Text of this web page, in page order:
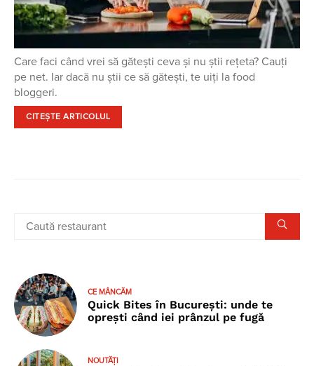
Care faci când vrei să gătești ceva și nu știi rețeta? Cauți
pe net. Iar dacă nu știi ce să gătești, te uiți la food
bloggeri.
CITEȘTE ARTICOLUL
CE MÂNCĂM
Quick Bites în București: unde te
oprești când iei prânzul pe fugă
NOUTĂȚI